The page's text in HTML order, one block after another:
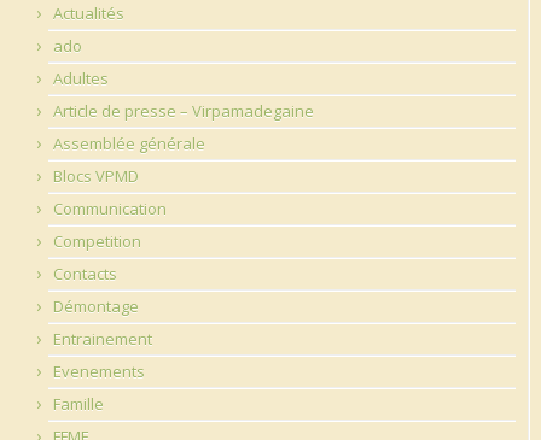
Actualités
ado
Adultes
Article de presse – Virpamadegaine
Assemblée générale
Blocs VPMD
Communication
Competition
Contacts
Démontage
Entrainement
Evenements
Famille